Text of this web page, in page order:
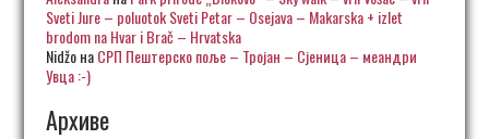
Sveti Jure – poluotok Sveti Petar – Osejava – Makarska + izlet
brodom na Hvar i Brač – Hrvatska
NidžoнаСРП Пештерско поље – Тројан – Сјеница – меандри
Увца :-)
Архиве